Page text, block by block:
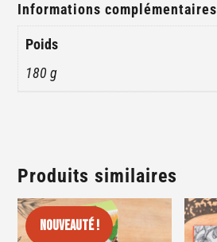
Informations complémentaires
Poids
180 g
Produits similaires
Nouveauté !